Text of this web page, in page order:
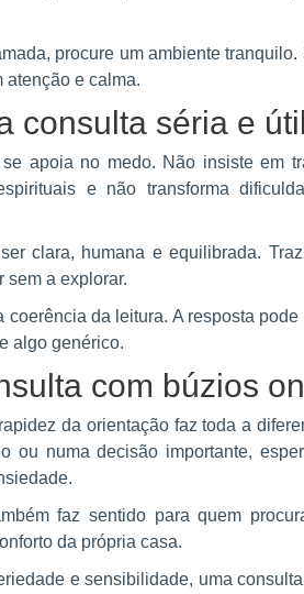
procure um ambiente
atenção e calma.
consulta séria e útil
apoia no medo. Não insiste em
e não transforma
clara, humana e equilibrada.
sem a explorar.
coerência da leitura. A resposta
algo genérico.
com búzios
da orientação faz toda a
ou numa decisão importante,
faz sentido para quem
da própria casa.
e sensibilidade, uma